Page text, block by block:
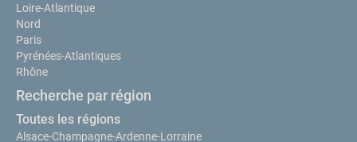
Loire-Atlantique
Nord
Paris
Pyrénées-Atlantiques
Rhône
Recherche par région
Toutes les régions
Alsace-Champagne-Ardenne-Lorraine